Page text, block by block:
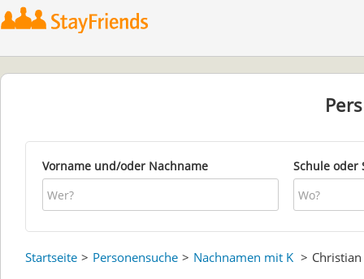
Vorname und/oder Nachname Schule oder
Startseite Personensuche Nachnamen mit K Christian